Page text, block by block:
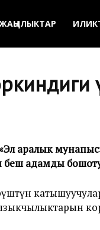
аралык
беш адамды